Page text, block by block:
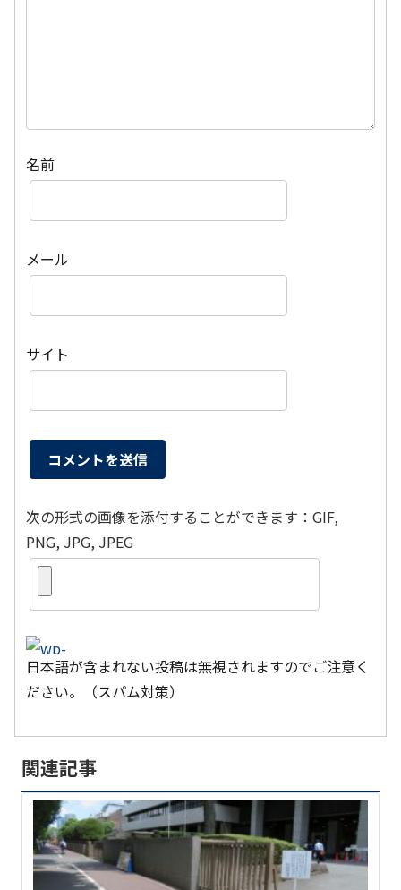
名前
メール
サイト
次の形式の画像を添付することができます：GIF,
PNG, JPG, JPEG
日本語が含まれない投稿は無視されますのでご注意く
ださい。（スパム対策）
関連記事